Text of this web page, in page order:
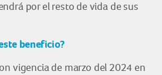
por el resto de vida de sus
beneficio?
vigencia de marzo del 2024 en